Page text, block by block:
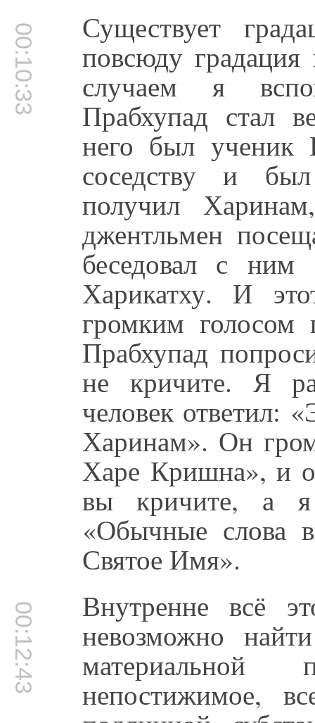
00:10:33 Существует
повсюду
случаем я
Прабхупад стал
него был
соседству и
получил
джентльмен
беседовал с
Харикатху. И
громким
Прабхупад
не кричите. Я
человек ответил:
Харинам». Он
Харе Кришна», и
вы кричите, а
«Обычные слова
Святое Имя».
00:12:43 Внутренне всё
невозможно
непостижимое,